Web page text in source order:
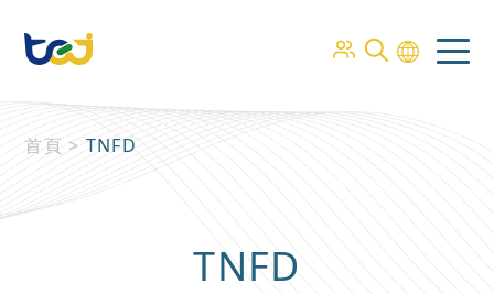
首頁 > TNFD
TNFD